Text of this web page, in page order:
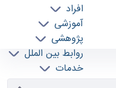
افراد
آموزشی
پژوهشی
روابط بین الملل
خدمات